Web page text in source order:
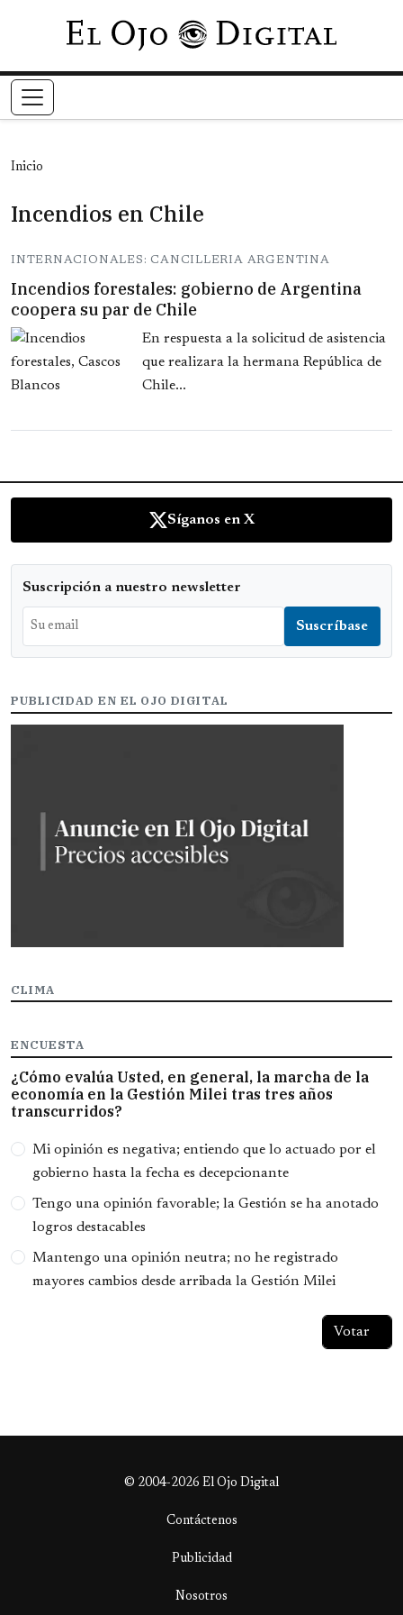
Pasar al contenido principal
Inicio
Incendios en Chile
INTERNACIONALES: CANCILLERIA ARGENTINA
Incendios forestales: gobierno de Argentina
coopera su par de Chile
En respuesta a la solicitud de asistencia
que realizara la hermana República de
Chile...
Síganos en X
Suscripción a nuestro newsletter
PUBLICIDAD EN EL OJO DIGITAL
CLIMA
ENCUESTA
¿Cómo evalúa Usted, en general, la marcha de la
economía en la Gestión Milei tras tres años
transcurridos?
Opciones
Mi opinión es negativa; entiendo que lo actuado por el
gobierno hasta la fecha es decepcionante
Tengo una opinión favorable; la Gestión se ha anotado
logros destacables
Mantengo una opinión neutra; no he registrado
mayores cambios desde arribada la Gestión Milei
© 2004-2026 El Ojo Digital
Contáctenos
Publicidad
Nosotros